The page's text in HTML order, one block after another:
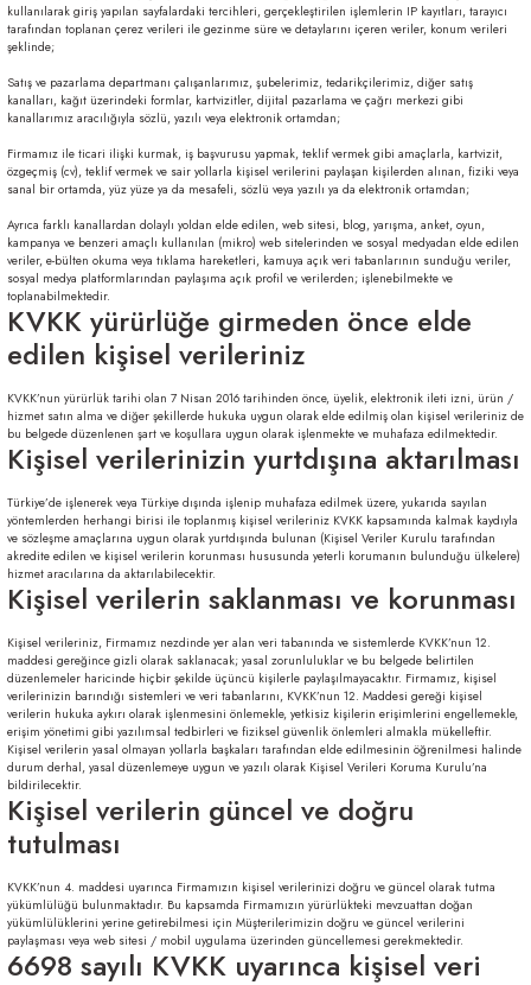
kullanılarak giriş yapılan sayfalardaki tercihleri, gerçekleştirilen işlemlerin IP kayıtları, tarayıcı
tarafından toplanan çerez verileri ile gezinme süre ve detaylarını içeren veriler, konum verileri
şeklinde;
Satış ve pazarlama departmanı çalışanlarımız, şubelerimiz, tedarikçilerimiz, diğer satış
kanalları, kağıt üzerindeki formlar, kartvizitler, dijital pazarlama ve çağrı merkezi gibi
kanallarımız aracılığıyla sözlü, yazılı veya elektronik ortamdan;
Firmamız ile ticari ilişki kurmak, iş başvurusu yapmak, teklif vermek gibi amaçlarla, kartvizit,
özgeçmiş (cv), teklif vermek ve sair yollarla kişisel verilerini paylaşan kişilerden alınan, fiziki veya
sanal bir ortamda, yüz yüze ya da mesafeli, sözlü veya yazılı ya da elektronik ortamdan;
Ayrıca farklı kanallardan dolaylı yoldan elde edilen, web sitesi, blog, yarışma, anket, oyun,
kampanya ve benzeri amaçlı kullanılan (mikro) web sitelerinden ve sosyal medyadan elde edilen
veriler, e-bülten okuma veya tıklama hareketleri, kamuya açık veri tabanlarının sunduğu veriler,
sosyal medya platformlarından paylaşıma açık profil ve verilerden; işlenebilmekte ve
toplanabilmektedir.
KVKK yürürlüğe girmeden önce elde
edilen kişisel verileriniz
KVKK’nun yürürlük tarihi olan 7 Nisan 2016 tarihinden önce, üyelik, elektronik ileti izni, ürün /
hizmet satın alma ve diğer şekillerde hukuka uygun olarak elde edilmiş olan kişisel verileriniz de
bu belgede düzenlenen şart ve koşullara uygun olarak işlenmekte ve muhafaza edilmektedir.
Kişisel verilerinizin yurtdışına aktarılması
Türkiye’de işlenerek veya Türkiye dışında işlenip muhafaza edilmek üzere, yukarıda sayılan
yöntemlerden herhangi birisi ile toplanmış kişisel verileriniz KVKK kapsamında kalmak kaydıyla
ve sözleşme amaçlarına uygun olarak yurtdışında bulunan (Kişisel Veriler Kurulu tarafından
akredite edilen ve kişisel verilerin korunması hususunda yeterli korumanın bulunduğu ülkelere)
hizmet aracılarına da aktarılabilecektir.
Kişisel verilerin saklanması ve korunması
Kişisel verileriniz, Firmamız nezdinde yer alan veri tabanında ve sistemlerde KVKK’nun 12.
maddesi gereğince gizli olarak saklanacak; yasal zorunluluklar ve bu belgede belirtilen
düzenlemeler haricinde hiçbir şekilde üçüncü kişilerle paylaşılmayacaktır. Firmamız, kişisel
verilerinizin barındığı sistemleri ve veri tabanlarını, KVKK’nun 12. Maddesi gereği kişisel
verilerin hukuka aykırı olarak işlenmesini önlemekle, yetkisiz kişilerin erişimlerini engellemekle,
erişim yönetimi gibi yazılımsal tedbirleri ve fiziksel güvenlik önlemleri almakla mükelleftir.
Kişisel verilerin yasal olmayan yollarla başkaları tarafından elde edilmesinin öğrenilmesi halinde
durum derhal, yasal düzenlemeye uygun ve yazılı olarak Kişisel Verileri Koruma Kurulu’na
bildirilecektir.
Kişisel verilerin güncel ve doğru
tutulması
KVKK’nun 4. maddesi uyarınca Firmamızın kişisel verilerinizi doğru ve güncel olarak tutma
yükümlülüğü bulunmaktadır. Bu kapsamda Firmamızın yürürlükteki mevzuattan doğan
yükümlülüklerini yerine getirebilmesi için Müşterilerimizin doğru ve güncel verilerini
paylaşması veya web sitesi / mobil uygulama üzerinden güncellemesi gerekmektedir.
6698 sayılı KVKK uyarınca kişisel veri